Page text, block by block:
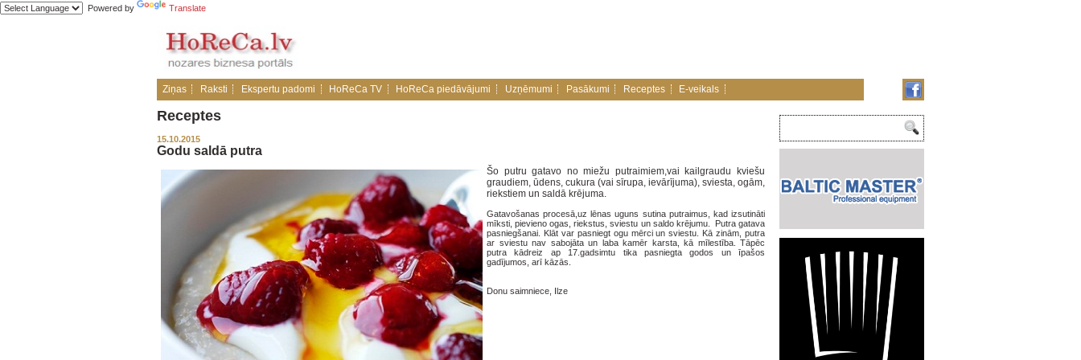
Powered by Translate
Ziņas Raksti Ekspertu padomi HoReCa TV HoReCa piedāvājumi Uzņēmumi Pasākumi Receptes E-veikals
Receptes
15.10.2015
Godu saldā putra
Šo putru gatavo no miežu putraimiem,vai kailgraudu kviešu
graudiem, ūdens, cukura (vai sīrupa, ievārījuma), sviesta, ogām,
riekstiem un saldā krējuma.
Gatavošanas procesā,uz lēnas uguns sutina putraimus, kad izsutināti
mīksti, pievieno ogas, riekstus, sviestu un saldo krējumu. Putra gatava
pasniegšanai. Klāt var pasniegt ogu mērci un sviestu. Kā zinām, putra
ar sviestu nav sabojāta un laba kamēr karsta, kā mīlestība. Tāpēc
putra kādreiz ap 17.gadsimtu tika pasniegta godos un īpašos
gadījumos, arī kāzās.
Donu saimniece, Ilze